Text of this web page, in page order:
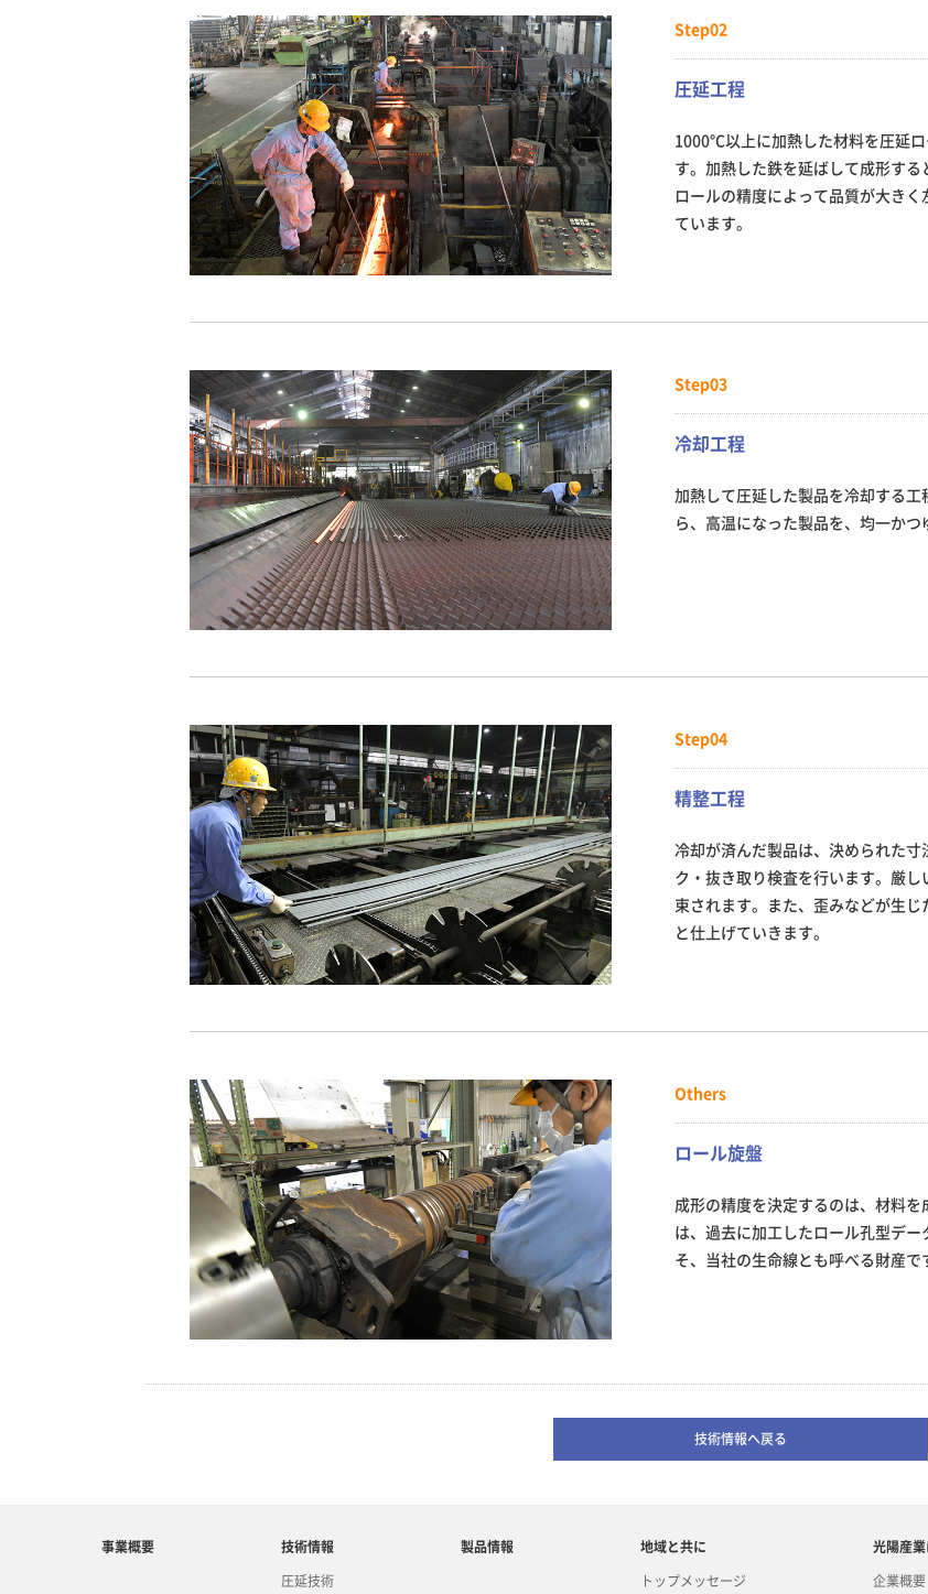
Step02
圧延工程
1000℃以上に加熱した材料を圧延
す。加熱した鉄を延ばして成形す
ロールの精度によって品質が大き
ています。
Step03
冷却工程
加熱して圧延した製品を冷却する
ら、高温になった製品を、均一かつ
Step04
精整工程
冷却が済んだ製品は、決められた
ク・抜き取り検査を行います。厳
束されます。また、歪みなどが生
と仕上げていきます。
Others
ロール旋盤
成形の精度を決定するのは、材料
は、過去に加工したロール孔型デ
そ、当社の生命線とも呼べる財産で
技術情報へ戻る
事業概要
技術情報
圧延技術
製品情報
地域と共に
トップメッセージ
光陽産
企業概要